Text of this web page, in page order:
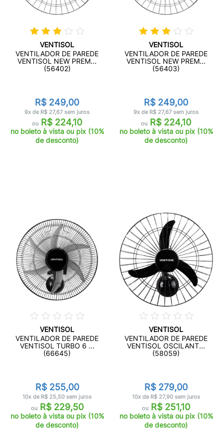
VENTISOL
VENTILADOR DE PAREDE
VENTISOL NEW PREM...
(56402)
R$ 249,00
9x de R$ 27,67 sem juros
ou R$ 224,10
no boleto à vista ou pix (10%
de desconto)
VENTISOL
VENTILADOR DE PAREDE
VENTISOL NEW PREM...
(56403)
R$ 249,00
9x de R$ 27,67 sem juros
ou R$ 224,10
no boleto à vista ou pix (10%
de desconto)
VENTISOL
VENTILADOR DE PAREDE
VENTISOL TURBO 6 ...
(66645)
R$ 255,00
10x de R$ 25,50 sem juros
ouR$ 229,50
no boleto à vista ou pix (10%
de desconto)
VENTISOL
VENTILADOR DE PAREDE
VENTISOL OSCILANT...
(58059)
R$ 279,00
10x de R$ 27,90 sem juros
ou R$ 251,10
no boleto à vista ou pix (10%
de desconto)